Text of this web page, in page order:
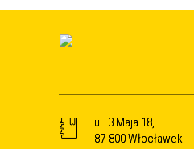
ul. 3 Maja 18,
87-800 Włocławek